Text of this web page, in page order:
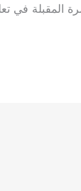
المقبلة في